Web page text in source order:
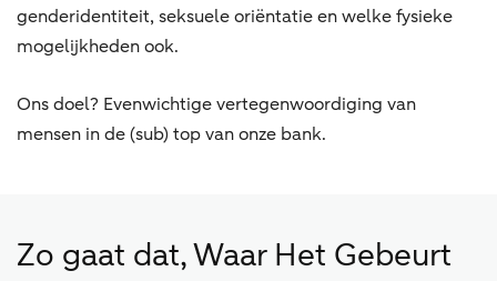
genderidentiteit, seksuele oriëntatie en welke fysieke
mogelijkheden ook.
Ons doel? Evenwichtige vertegenwoordiging van
mensen in de (sub) top van onze bank.
Zo gaat dat, Waar Het Gebeurt